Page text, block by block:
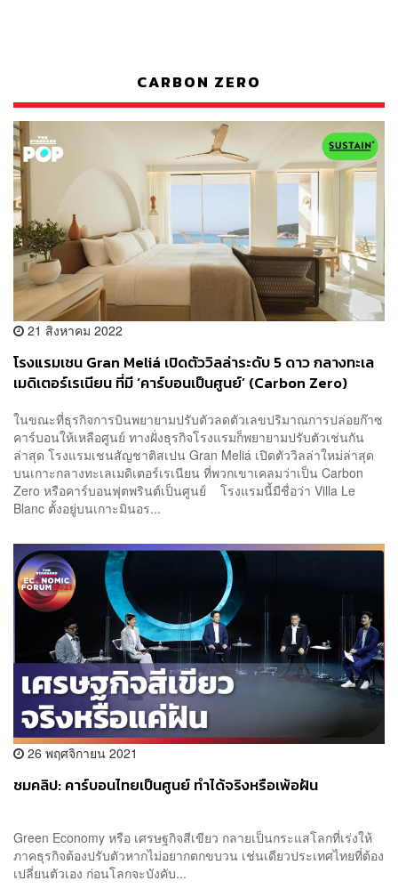
CARBON ZERO
21 สิงหาคม 2022
โรงแรมเชน Gran Meliá เปิดตัววิลล่าระดับ 5 ดาว กลางทะเล
เมดิเตอร์เรเนียน ที่มี ‘คาร์บอนเป็นศูนย์’ (Carbon Zero)
ในขณะที่ธุรกิจการบินพยายามปรับตัวลดตัวเลขปริมาณการปล่อยก๊าซ
คาร์บอนให้เหลือศูนย์ ทางฝั่งธุรกิจโรงแรมก็พยายามปรับตัวเช่นกัน
ล่าสุด โรงแรมเชนสัญชาติสเปน Gran Meliá เปิดตัววิลล่าใหม่ล่าสุด
บนเกาะกลางทะเลเมดิเตอร์เรเนียน ที่พวกเขาเคลมว่าเป็น Carbon
Zero หรือคาร์บอนฟุตพรินต์เป็นศูนย์ โรงแรมนี้มีชื่อว่า Villa Le
Blanc ตั้งอยู่บนเกาะมินอร...
26 พฤศจิกายน 2021
ชมคลิป: คาร์บอนไทยเป็นศูนย์ ทำได้จริงหรือเพ้อฝัน
Green Economy หรือ เศรษฐกิจสีเขียว กลายเป็นกระแสโลกที่เร่งให้
ภาคธุรกิจต้องปรับตัวหากไม่อยากตกขบวน เช่นเดียวประเทศไทยที่ต้อง
เปลี่ยนตัวเอง ก่อนโลกจะบังคับ...